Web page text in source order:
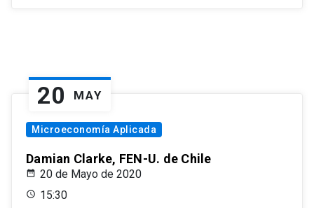
20 MAY
Microeconomía Aplicada
Damian Clarke, FEN-U. de Chile
20 de Mayo de 2020
15:30